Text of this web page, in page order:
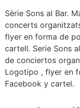
Sèrie Sons al Bar.
concerts
flyer en forma de
cartell. Serie Sons
de conciertos
Logotipo , flyer en
Facebook y cartel.